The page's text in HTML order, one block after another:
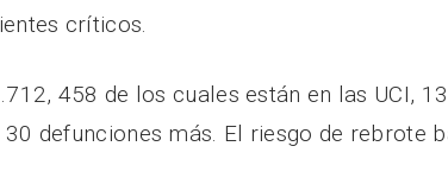
críticos.
458 de los cuales están en las UCI,
defunciones más. El riesgo de rebrote